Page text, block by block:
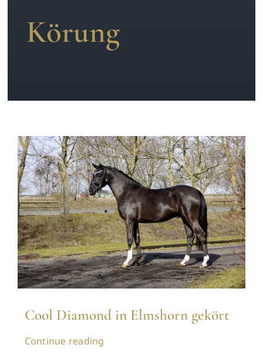
NewsKörung
Cool Diamond in Elmshorn gekört
Continue reading